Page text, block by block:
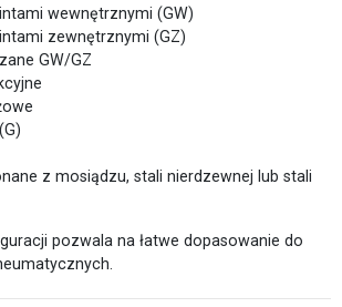
wewnętrznymi (GW)
zewnętrznymi (GZ)
GW/GZ
z mosiądzu, stali nierdzewnej lub stali
pozwala na łatwe dopasowanie do